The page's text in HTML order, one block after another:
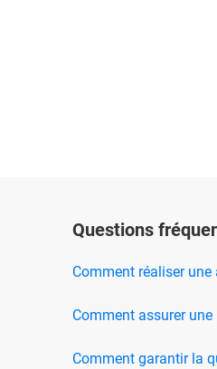
Questions
Comment réaliser une
Comment assurer
Comment garantir la